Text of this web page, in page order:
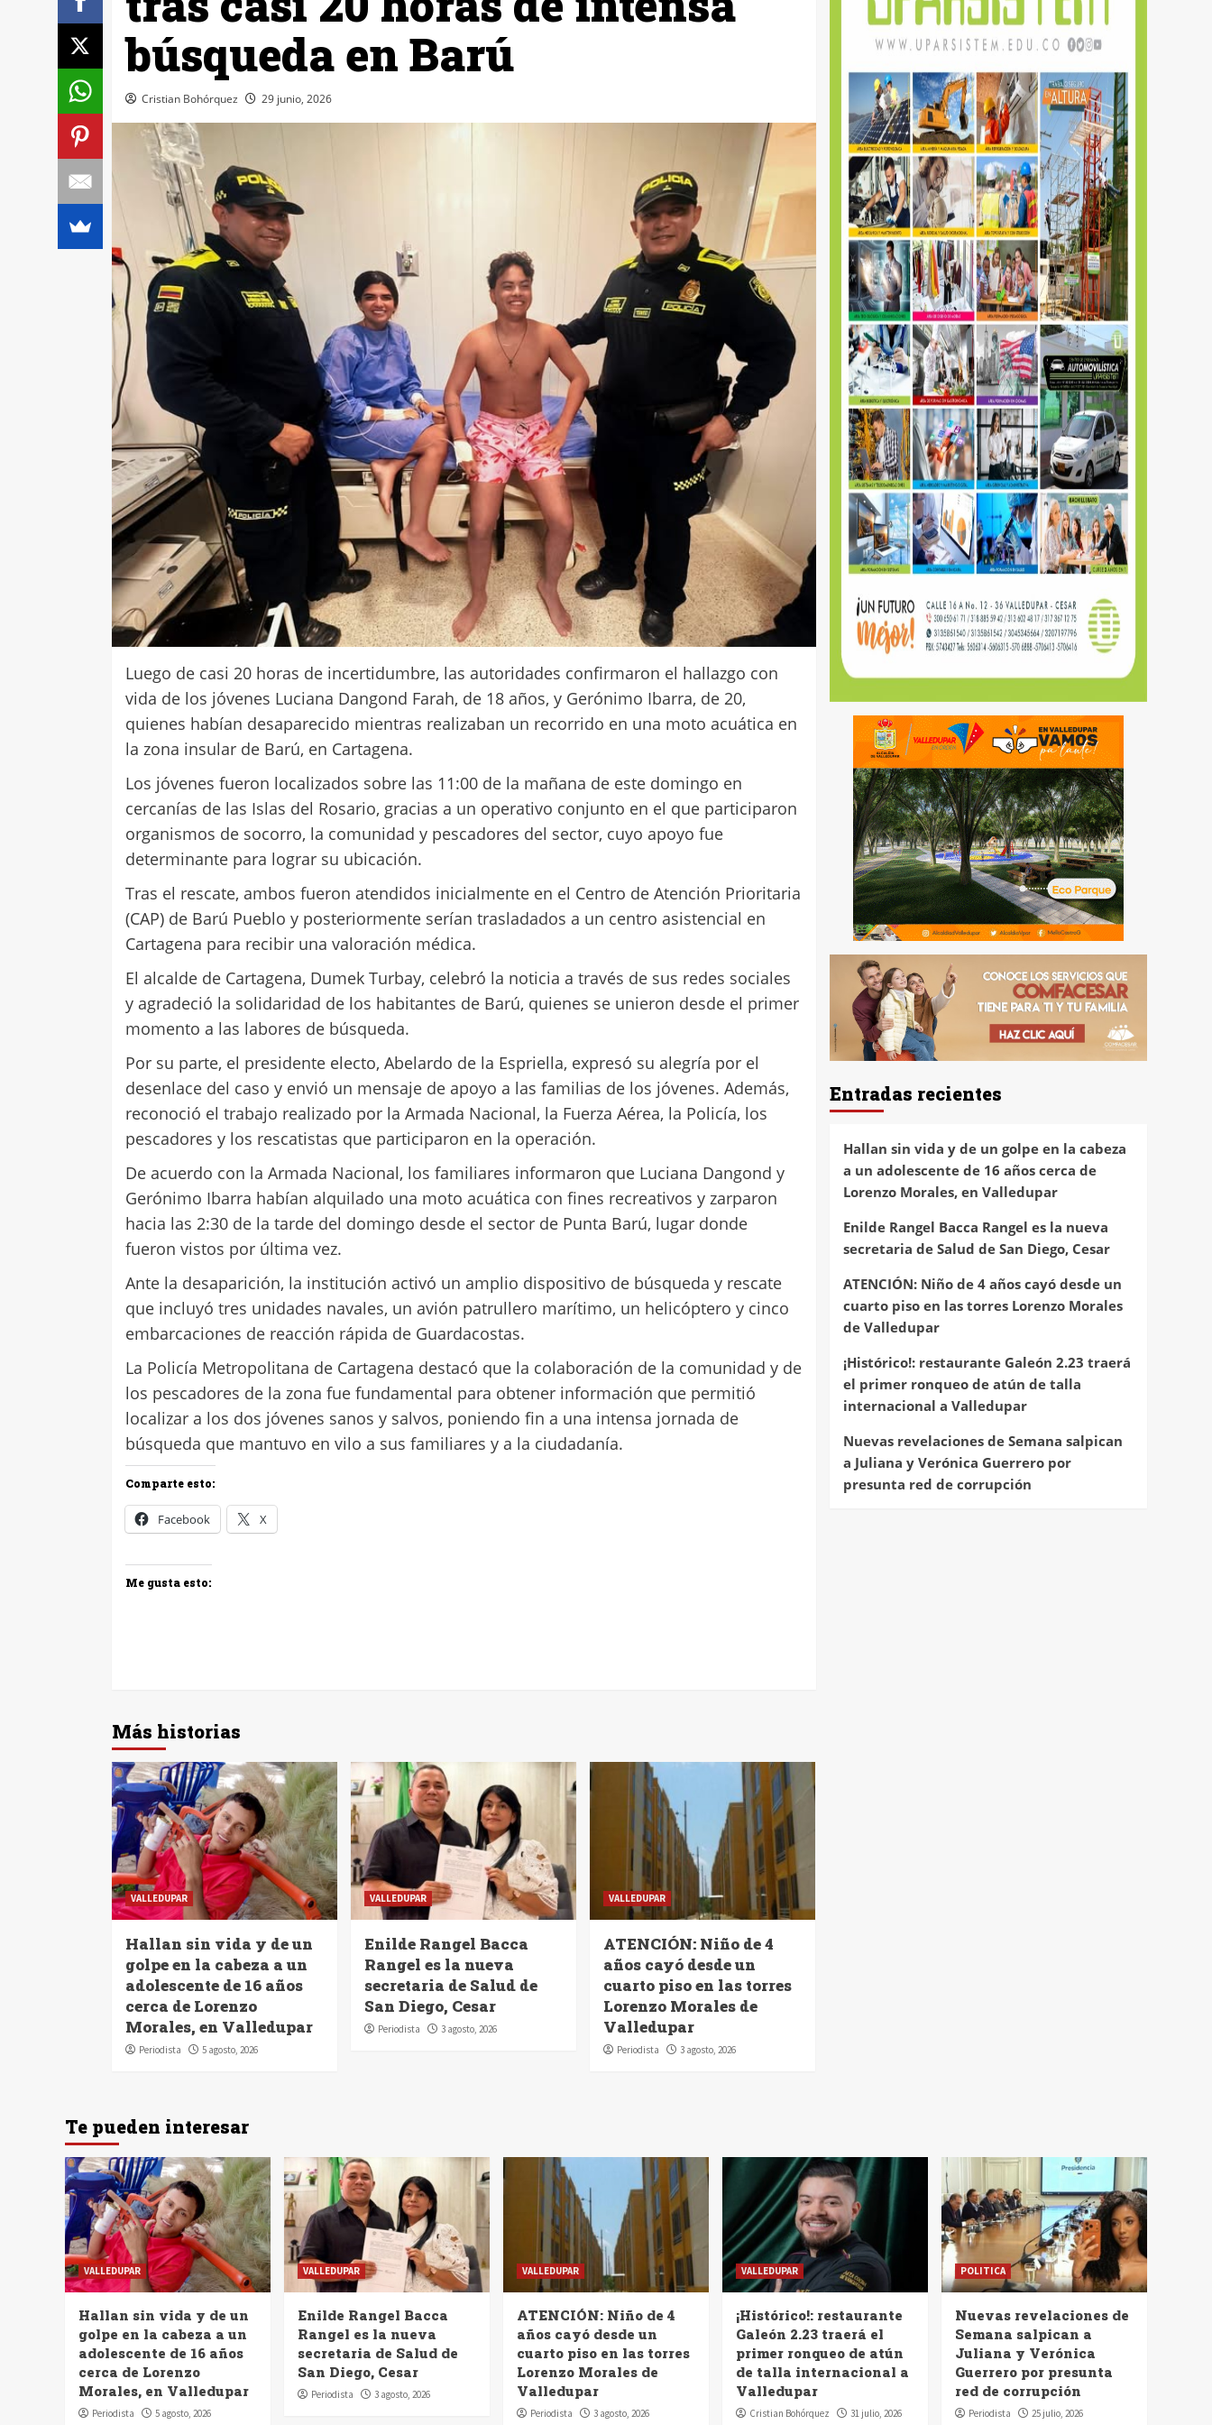
búsqueda en Barú
Cristian Bohórquez 29 junio, 2026
Luego de casi 20 horas de incertidumbre, las autoridades confirmaron el hallazgo con
vida de los jóvenes Luciana Dangond Farah, de 18 años, y Gerónimo Ibarra, de 20,
quienes habían desaparecido mientras realizaban un recorrido en una moto acuática en
la zona insular de Barú, en Cartagena.
Los jóvenes fueron localizados sobre las 11:00 de la mañana de este domingo en
cercanías de las Islas del Rosario, gracias a un operativo conjunto en el que participaron
organismos de socorro, la comunidad y pescadores del sector, cuyo apoyo fue
determinante para lograr su ubicación.
Tras el rescate, ambos fueron atendidos inicialmente en el Centro de Atención Prioritaria
(CAP) de Barú Pueblo y posteriormente serían trasladados a un centro asistencial en
Cartagena para recibir una valoración médica.
El alcalde de Cartagena, Dumek Turbay, celebró la noticia a través de sus redes sociales
y agradeció la solidaridad de los habitantes de Barú, quienes se unieron desde el primer
momento a las labores de búsqueda.
Por su parte, el presidente electo, Abelardo de la Espriella, expresó su alegría por el
desenlace del caso y envió un mensaje de apoyo a las familias de los jóvenes. Además,
reconoció el trabajo realizado por la Armada Nacional, la Fuerza Aérea, la Policía, los
pescadores y los rescatistas que participaron en la operación.
De acuerdo con la Armada Nacional, los familiares informaron que Luciana Dangond y
Gerónimo Ibarra habían alquilado una moto acuática con fines recreativos y zarparon
hacia las 2:30 de la tarde del domingo desde el sector de Punta Barú, lugar donde
fueron vistos por última vez.
Ante la desaparición, la institución activó un amplio dispositivo de búsqueda y rescate
que incluyó tres unidades navales, un avión patrullero marítimo, un helicóptero y cinco
embarcaciones de reacción rápida de Guardacostas.
La Policía Metropolitana de Cartagena destacó que la colaboración de la comunidad y de
los pescadores de la zona fue fundamental para obtener información que permitió
localizar a los dos jóvenes sanos y salvos, poniendo fin a una intensa jornada de
búsqueda que mantuvo en vilo a sus familiares y a la ciudadanía.
Comparte esto:
Facebook X
Me gusta esto:
Más historias
VALLEDUPAR
Hallan sin vida y de un
golpe en la cabeza a un
adolescente de 16 años
cerca de Lorenzo
Morales, en Valledupar
Periodista 5 agosto, 2026
VALLEDUPAR
Enilde Rangel Bacca
Rangel es la nueva
secretaria de Salud de
San Diego, Cesar
Periodista 3 agosto, 2026
VALLEDUPAR
ATENCIÓN: Niño de 4
años cayó desde un
cuarto piso en las torres
Lorenzo Morales de
Valledupar
Periodista 3 agosto, 2026
Entradas recientes
Hallan sin vida y de un golpe en la cabeza
a un adolescente de 16 años cerca de
Lorenzo Morales, en Valledupar
Enilde Rangel Bacca Rangel es la nueva
secretaria de Salud de San Diego, Cesar
ATENCIÓN: Niño de 4 años cayó desde un
cuarto piso en las torres Lorenzo Morales
de Valledupar
¡Histórico!: restaurante Galeón 2.23 traerá
el primer ronqueo de atún de talla
internacional a Valledupar
Nuevas revelaciones de Semana salpican
a Juliana y Verónica Guerrero por
presunta red de corrupción
Te pueden interesar
VALLEDUPAR
Hallan sin vida y de un
golpe en la cabeza a un
adolescente de 16 años
cerca de Lorenzo
Morales, en Valledupar
Periodista 5 agosto, 2026
VALLEDUPAR
Enilde Rangel Bacca
Rangel es la nueva
secretaria de Salud de
San Diego, Cesar
Periodista 3 agosto, 2026
VALLEDUPAR
ATENCIÓN: Niño de 4
años cayó desde un
cuarto piso en las torres
Lorenzo Morales de
Valledupar
Periodista 3 agosto, 2026
VALLEDUPAR
¡Histórico!: restaurante
Galeón 2.23 traerá el
primer ronqueo de atún
de talla internacional a
Valledupar
Cristian Bohórquez 31 julio, 2026
POLITICA
Nuevas revelaciones de
Semana salpican a
Juliana y Verónica
Guerrero por presunta
red de corrupción
Periodista 25 julio, 2026